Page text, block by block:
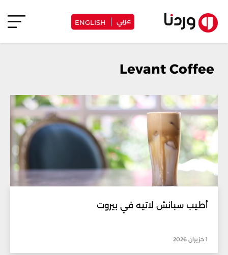
عربي ENGLISH
أطيب سبانش لاتيه في بيروت
1 حزيران 2026